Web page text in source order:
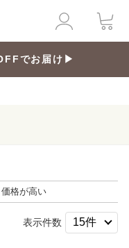
でお届け▶
価格が高い
表示件数